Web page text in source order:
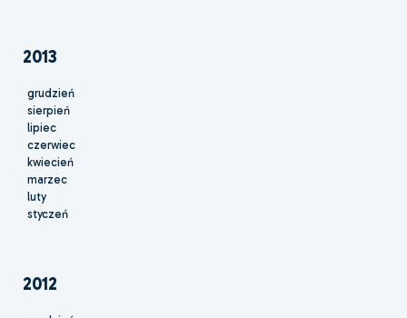
2013
grudzień
sierpień
lipiec
czerwiec
kwiecień
marzec
luty
styczeń
2012